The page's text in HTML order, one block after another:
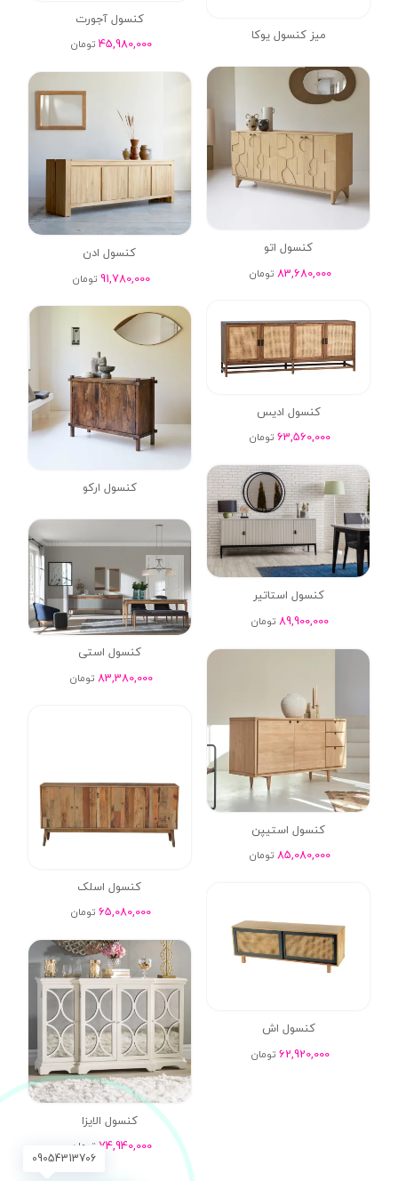
09054313706
میز کنسول یوکا
کنسول آجورت
45,980,000 تومان
کنسول اتو
83,680,000 تومان
کنسول ادن
91,780,000 تومان
کنسول ادیس
63,560,000 تومان
کنسول ارکو
کنسول استاتیر
89,900,000 تومان
کنسول استی
83,380,000 تومان
کنسول استیپن
85,080,000 تومان
کنسول اسلک
65,080,000 تومان
کنسول اش
62,920,000 تومان
کنسول الایزا
74,940,000 تومان